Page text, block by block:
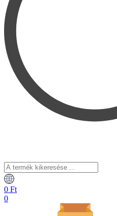
A
termék
kikeresése
...
0 Ft
0